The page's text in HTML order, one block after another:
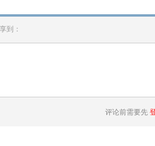
到：
评论前需要先